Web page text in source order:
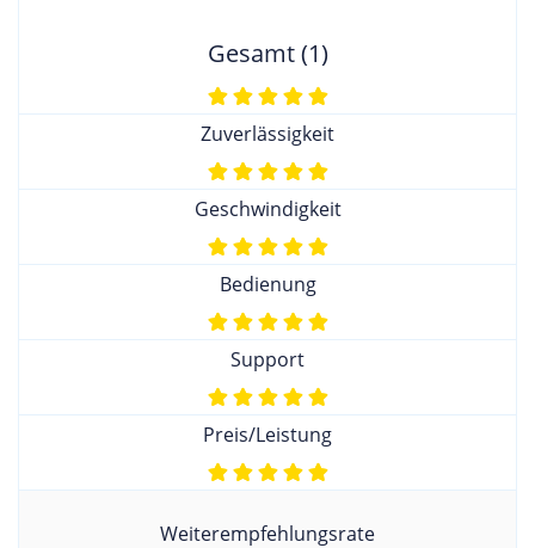
Gesamt (1)
Zuverlässigkeit
Geschwindigkeit
Bedienung
Support
Preis/Leistung
Weiterempfehlungsrate